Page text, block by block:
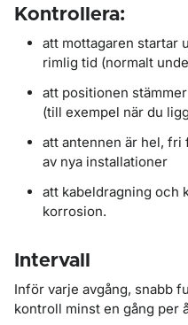
Kontrollera:
att mottagaren startar
rimlig tid (normalt
att positionen
(till exempel när du
att antennen är hel,
av nya installationer
att kabeldragning och
korrosion.
Intervall
Inför varje avgång, snabb
kontroll minst en gång per